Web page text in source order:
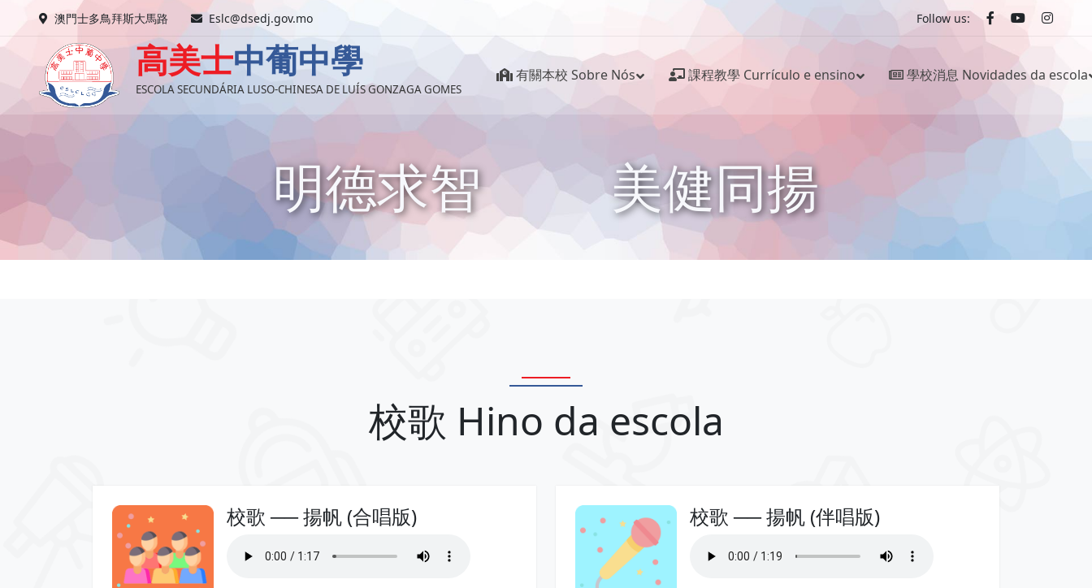
澳門士多鳥拜斯大馬路 Eslc@dsedj.gov.mo Follow us:
高美士中葡中學
ESCOLA SECUNDÁRIA LUSO-CHINESA DE LUÍS GONZAGA GOMES
有關本校 Sobre Nós 課程教學 Currículo e ensino 學校消息 Novidades da escola
明德求智 美健同揚
校歌 Hino da escola
校歌 ── 揚帆 (合唱版) 校歌 ── 揚帆 (伴唱版)